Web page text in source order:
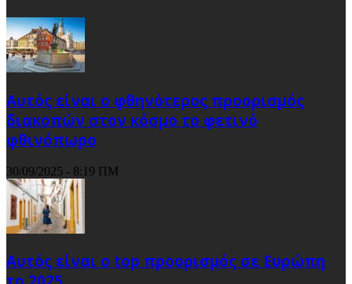
Αυτός είναι ο φθηνότερος προορισμός
διακοπών στον κόσμο το φετινό
φθινόπωρο
30/09/2025 - 8:19 ΠΜ
Αυτός είναι ο top προορισμός σε Ευρώπη